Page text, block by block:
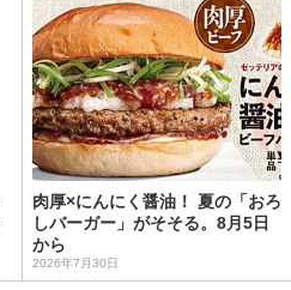
肉厚×にんにく醤油！ 夏の「おろ
しバーガー」がそそる。8月5日
から
2026年7月30日